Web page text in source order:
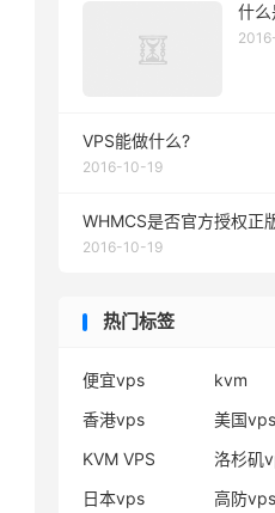
什么
VPS能做什么?
2016-10-19
WHMCS是否官方授权正
2016-10-19
热门标签
便宜vps kvm
香港vps
美国vps
KVM VPS
洛杉矶
日本vps
高防vps